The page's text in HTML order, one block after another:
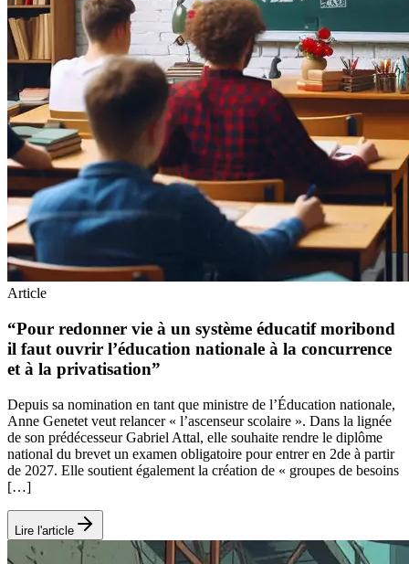
Article
“Pour redonner vie à un système éducatif moribond
il faut ouvrir l’éducation nationale à la concurrence
et à la privatisation”
Depuis sa nomination en tant que ministre de l’Éducation nationale,
Anne Genetet veut relancer « l’ascenseur scolaire ». Dans la lignée
de son prédécesseur Gabriel Attal, elle souhaite rendre le diplôme
national du brevet un examen obligatoire pour entrer en 2de à partir
de 2027. Elle soutient également la création de « groupes de besoins
[…]
Lire l'article